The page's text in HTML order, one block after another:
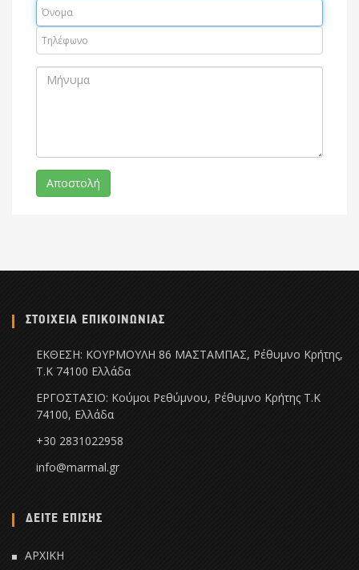
ΣΤΟΙΧΕΙΑ ΕΠΙΚΟΙΝΩΝΙΑΣ
ΕΚΘΕΣΗ: ΚΟΥΡΜΟΥΛΗ 86 ΜΑΣΤΑΜΠΑΣ, Ρέθυμνο Κρήτης,
Τ.Κ 74100 Ελλάδα
ΕΡΓΟΣΤΑΣΙΟ: Κούμοι Ρεθύμνου, Ρέθυμνο Κρήτης Τ.Κ
74100, Ελλάδα
+30 2831022958
info@marmal.gr
ΔΕΙΤΕ ΕΠΙΣΗΣ
ΑΡΧΙΚΗ